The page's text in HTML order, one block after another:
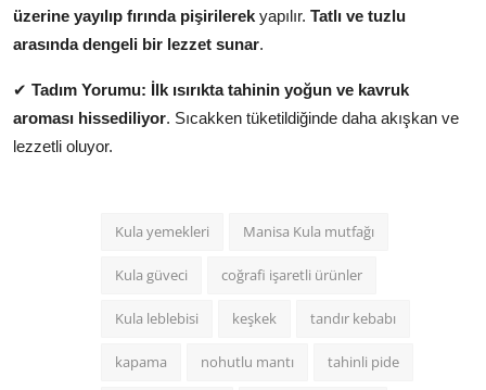
üzerine yayılıp fırında pişirilerek yapılır. Tatlı ve tuzlu
arasında dengeli bir lezzet sunar.
✔ Tadım Yorumu: İlk ısırıkta tahinin yoğun ve kavruk
aroması hissediliyor. Sıcakken tüketildiğinde daha akışkan ve
lezzetli oluyor.
Kula yemekleri Manisa Kula mutfağı
Kula güveci coğrafi işaretli ürünler
Kula leblebisi keşkek tandır kebabı
kapama nohutlu mantı tahinli pide